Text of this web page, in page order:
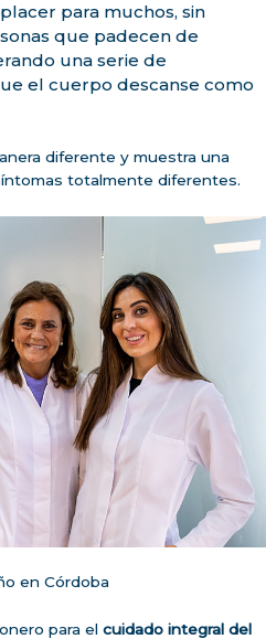
para muchos, sin
que padecen de
una serie de
el cuerpo descanse como
diferente y muestra una
totalmente diferentes.
en Córdoba
para el cuidado integral del